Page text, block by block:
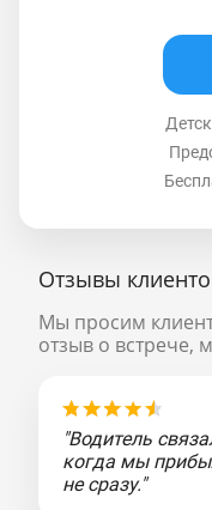
Отзывы
Мы просим
отзыв о встрече,
"Водитель
когда мы
не сразу."